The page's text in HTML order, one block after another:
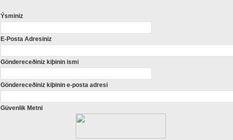
Ýsminiz
E-Posta Adresiniz
Göndereceðiniz kiþinin ismi
Göndereceðiniz kiþinin e-posta adresi
Güvenlik Metni